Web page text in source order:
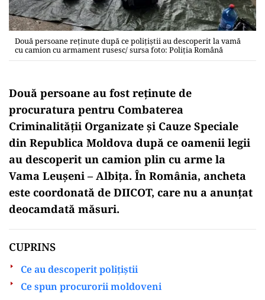
Două persoane reţinute după ce poliţiştii au descoperit la vamă
cu camion cu armament rusesc/ sursa foto: Poliţia Română
Două persoane au fost reţinute de
procuratura pentru Combaterea
Criminalităţii Organizate şi Cauze Speciale
din Republica Moldova după ce oamenii legii
au descoperit un camion plin cu arme la
Vama Leuşeni – Albiţa. În România, ancheta
este coordonată de DIICOT, care nu a anunţat
deocamdată măsuri.
CUPRINS
Ce au descoperit poliţiştii
Ce spun procurorii moldoveni